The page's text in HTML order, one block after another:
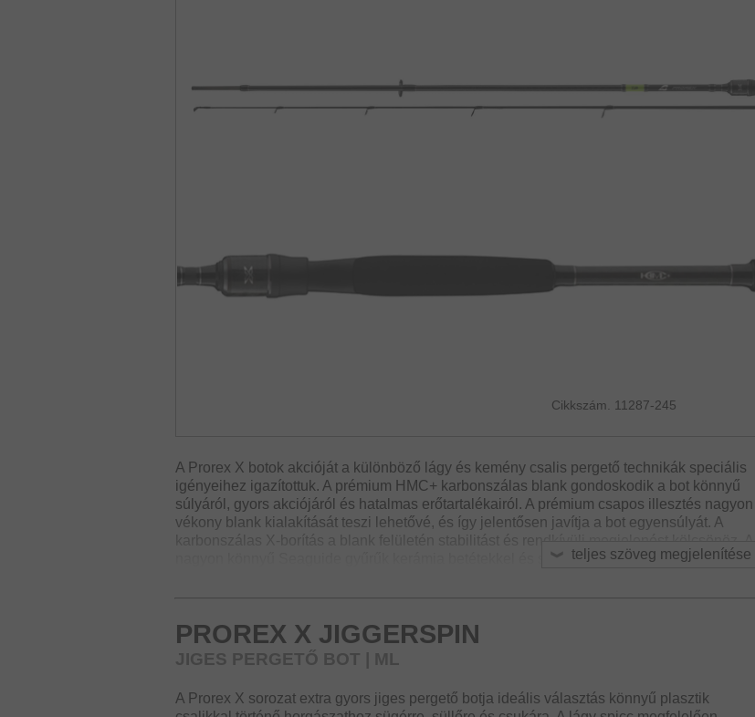
Cikkszám. 11287-245
teljes szöveg megjelenítése
A Prorex X botok akcióját a különböző lágy és kemény csalis pergető technikák speciális
igényeihez igazítottuk. A prémium HMC+ karbonszálas blank gondoskodik a bot könnyű
súlyáról, gyors akciójáról és hatalmas erőtartalékairól. A prémium csapos illesztés nagyon
vékony blank kialakítását teszi lehetővé, és így jelentősen javítja a bot egyensúlyát. A
nagyon könnyű Seaguide gyűrűk kerámia betétekkel és speciális keretekkel
akciójához és kivételes egyensúlyához.
A Prorex X botszéria széles választéka a modern pergetőhorgászat szinte minden
válfajához megfelelő típust kínál.
PROREX X JIGGERSPIN
JIGES PERGETŐ BOT | ML
A Prorex X sorozat extra gyors jiges pergető botja ideális választás könnyű plasztik